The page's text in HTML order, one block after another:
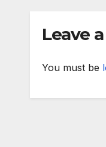
Leave
You must be